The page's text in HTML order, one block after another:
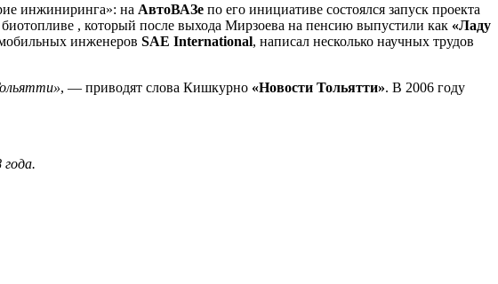
инжиниринга»: на АвтоВАЗе по его инициативе состоялся запуск проекта
, который после выхода Мирзоева на пенсию выпустили как «Ладу
инженеров SAE International, написал несколько научных трудов
, — приводят слова Кишкурно «Новости Тольятти». В 2006 году